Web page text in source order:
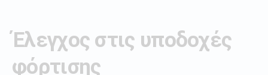
Έλεγχος στις υποδοχές
φόρτισης